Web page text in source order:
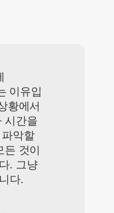
이유입
황에서
시간을
악할
든 것이
. 그냥
다.